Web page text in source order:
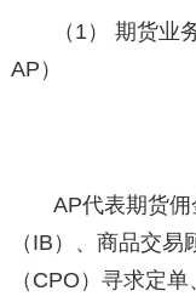
（1） 期货业
AP）
AP代表期货
（IB）、商品交
（CPO）寻求定